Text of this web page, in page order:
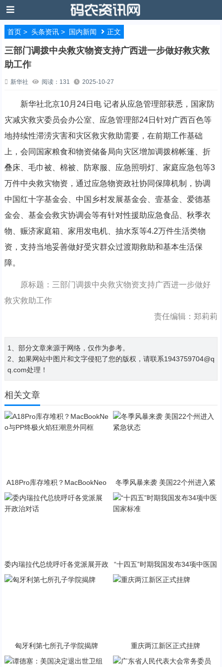
首页> 头条资讯> 国内新闻 正文
三部门调拨中央救灾物资支持广西进一步做好救灾救
助工作
新华社 阅读：131 2025-10-27
新华社北京10月24日电 记者从应急管理部获悉，国家防
灾减灾救灾委员会办公室、应急管理部24日针对广西百色等
地持续性滞涝灾害和灾区救灾救助需要，在前期工作基础
上，会同国家粮食和物资储备局向灾区增加调拨棉帐篷、折
叠床、毛巾被、棉被、防寒服、应急照明灯、家庭应急包等3
万件中央救灾物资，通过应急物资政社协同保障机制，协调
中国红十字基金会、中国乡村发展基金会、壹基金、爱德基
金会、基金会救灾协调会等有针对性援助应急食品、秋季衣
物、赈济家庭箱、家用发电机、抽水泵等4.2万件生活类物
资，支持当地妥善做好受灾群众过渡期救助和基本生活保
障。
原标题：三部门调拨中央救灾物资支持广西进一步做好
救灾救助工作
责任编辑：郑莉莉
1、部分文章来源于网络，仅作为参考。
2、如果网站中图片和文字侵犯了您的版权，请联系1943759704@q
q.com处理！
相关文章
A18Pro库存堆积？MacBookNeo
与PP终极火焰狂潮意外同框
冬季风暴来袭 美国22个州进入紧
急状态
委内瑞拉代总统呼吁各党派展开政
“十四五”时期我国发布34项中医国
匈牙利第七所孔子学院揭牌 重庆两江新区正式挂牌